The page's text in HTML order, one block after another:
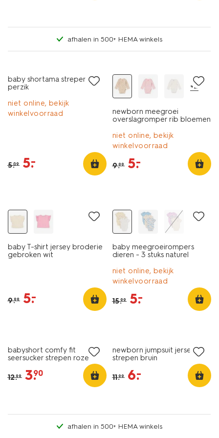
afhalen in 500+ HEMA winkels
baby shortama strepen
perzik
niet online, bekijk
winkelvoorraad
5.09 5.
–
+2
newborn meegroei
overslagromper rib bloemen
niet online, bekijk
winkelvoorraad
9.99 5.
–
baby T-shirt jersey broderie
gebroken wit
9.99 5.
–
baby meegroeirompers
dieren - 3 stuks naturel
niet online, bekijk
winkelvoorraad
15.99 5.
–
babyshort comfy fit
seersucker strepen roze
12.99 3.
90
newborn jumpsuit jersey
strepen bruin
11.99 6.
–
afhalen in 500+ HEMA winkels